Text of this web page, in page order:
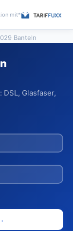
mit*
Banteln
Glasfaser,